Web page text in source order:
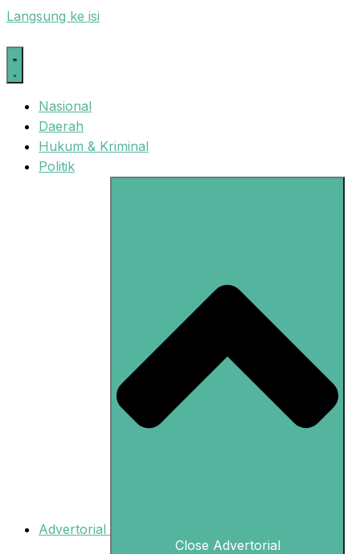
Langsung ke isi
Nasional
Daerah
Hukum & Kriminal
Politik
Advertorial
Close Advertorial